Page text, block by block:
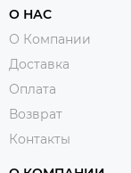
О НАС
О Компании
Доставка
Оплата
Возврат
Контакты